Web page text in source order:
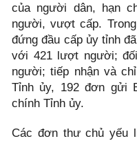
của người dân, hạn
người, vượt cấp.
đứng đầu cấp ủy tỉnh
với 421 lượt người;
người; tiếp nhận và
Tỉnh ủy, 192 đơn gửi
chính Tỉnh ủy.
Các đơn thư chủ yếu